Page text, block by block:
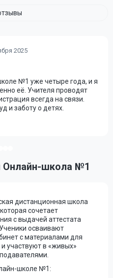
2025
№1 уже четыре года, и я
её. Учителя проводят
всегда на связи.
и заботу о детях.
школа №1
дистанционная школа
сочетает
с выдачей аттестата
осваивают
с материалами для
участвуют в «живых»
школе №1: